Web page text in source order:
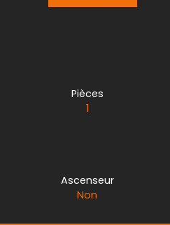
Pièces
1
Ascenseur
Non